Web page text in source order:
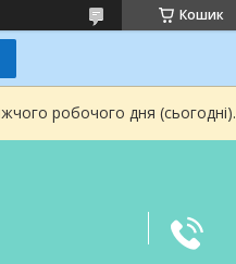
Кошик
робочого дня (сьогодні).